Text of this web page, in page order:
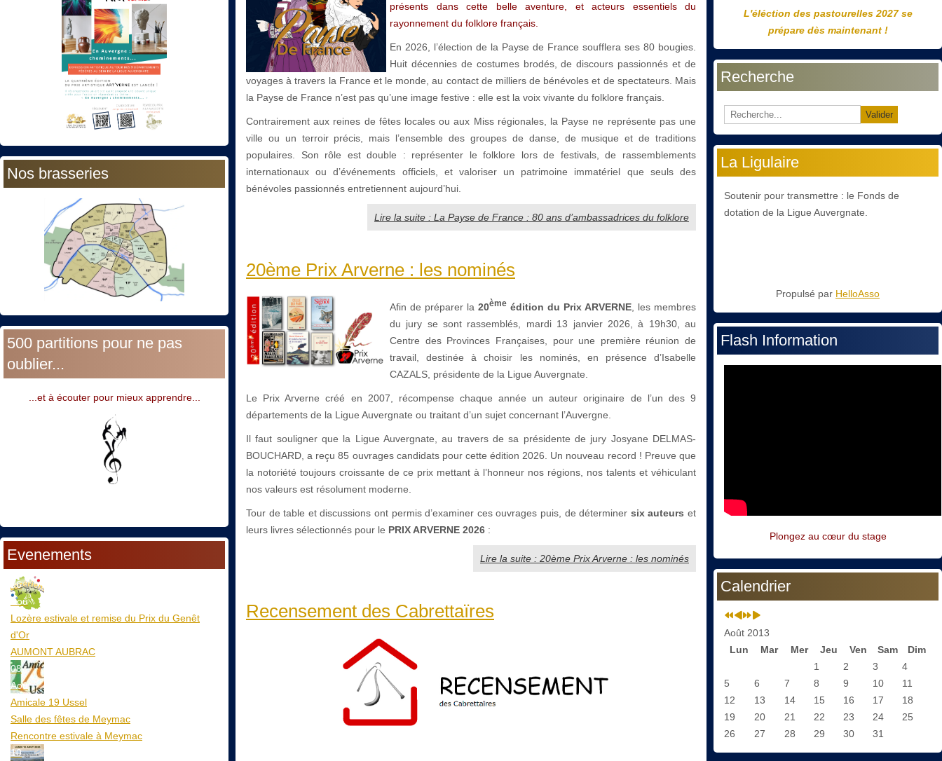
Nos brasseries
500 partitions pour ne pas
oublier...
...et à écouter pour mieux apprendre...
Evenements
06
Aoû
Lozère estivale et remise du Prix du Genêt
d'Or
AUMONT AUBRAC
08
Aoû
Amicale 19 Ussel
Salle des fêtes de Meymac
Rencontre estivale à Meymac
10
présents dans cette belle aventure, et acteurs essentiels du
rayonnement du folklore français.
En 2026, l’élection de la Payse de France soufflera ses 80 bougies.
Huit décennies de costumes brodés, de discours passionnés et de
voyages à travers la France et le monde, au contact de milliers de bénévoles et de spectateurs. Mais
la Payse de France n’est pas qu’une image festive : elle est la voix vivante du folklore français.
Contrairement aux reines de fêtes locales ou aux Miss régionales, la Payse ne représente pas une
ville ou un terroir précis, mais l’ensemble des groupes de danse, de musique et de traditions
populaires. Son rôle est double : représenter le folklore lors de festivals, de rassemblements
internationaux ou d’événements officiels, et valoriser un patrimoine immatériel que seuls des
bénévoles passionnés entretiennent aujourd’hui.
Lire la suite : La Payse de France : 80 ans d’ambassadrices du folklore
20ème Prix Arverne : les nominés
Afin de préparer la 20ème édition du Prix ARVERNE , les membres
du jury se sont rassemblés, mardi 13 janvier 2026, à 19h30, au
Centre des Provinces Françaises, pour une première réunion de
travail, destinée à choisir les nominés, en présence d’Isabelle
CAZALS, présidente de la Ligue Auvergnate.
Le Prix Arverne créé en 2007, récompense chaque année un auteur originaire de l’un des 9
départements de la Ligue Auvergnate ou traitant d’un sujet concernant l’Auvergne.
Il faut souligner que la Ligue Auvergnate, au travers de sa présidente de jury Josyane DELMAS-
BOUCHARD, a reçu 85 ouvrages candidats pour cette édition 2026. Un nouveau record ! Preuve que
la notoriété toujours croissante de ce prix mettant à l’honneur nos régions, nos talents et véhiculant
nos valeurs est résolument moderne.
Tour de table et discussions ont permis d’examiner ces ouvrages puis, de déterminer six auteurs et
leurs livres sélectionnés pour le PRIX ARVERNE 2026 :
Lire la suite : 20ème Prix Arverne : les nominés
Recensement des Cabrettaïres
L'éléction des pastourelles 2027 se
prépare dès maintenant !
Recherche
Valider
La Ligulaire
Soutenir pour transmettre : le Fonds de
dotation de la Ligue Auvergnate.
Propulsé par HelloAsso
Flash Information
Plongez au cœur du stage
Calendrier
Août 2013
Lun
Mar Mer Jeu Ven Sam
Dim
1
2 3
4
5
6 7 8 9 10
11
12
13 14 15 16 17
18
19
20 21 22 23 24
25
26
27 28 29 30 31